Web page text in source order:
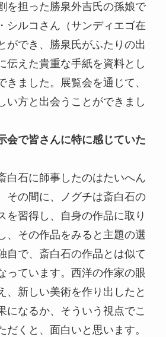
を担った勝泉外吉氏の孫娘で
シルコさん（サンディエゴ在
ができ、勝泉氏がふたりの出
伝えた貴重な手紙を資料とし
きました。展覧会を通じて、
い方と出会うことができまし
会で皆さんに特に感じていた
白石に師事したのはたいへん
その間に、ノグチは斎白石の
を習得し、自身の作品に取り
、その作品をみると主題の選
自で、斎白石の作品とは似て
っています。西洋の作家の眼
、新しい美術を作り出したと
になるか、そういう視点でこ
だくと、面白いと思います。